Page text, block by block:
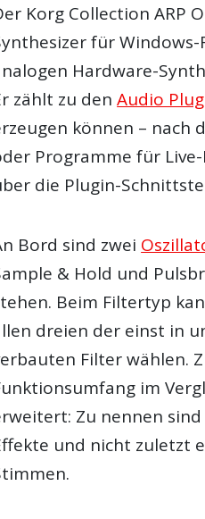
Korg Collection ARP
für
Hardware-
zählt zu denAudio
können – nach
Programme für
die Plugin-
Bord sind zwei
& Hold und
Beim Filtertyp
dreien der einst in
Filter wählen.
im
Zu nennen
und nicht zuletzt